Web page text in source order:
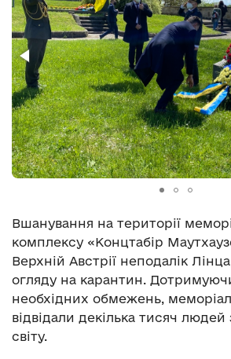
Вшанування на території
комплексу «Концтабір
Верхній Австрії неподалік
огляду на карантин.
необхідних обмежень,
відвідали декілька тисяч людей
світу.